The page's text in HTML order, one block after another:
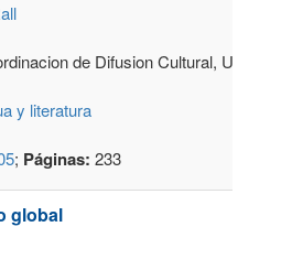
de Difusion Cultural,
y literatura
; Páginas:233
global